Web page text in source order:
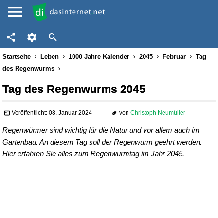
Startseite Leben 1000 Jahre Kalender 2045 Februar
Tag
des Regenwurms
Tag des Regenwurms 2045
Veröffentlicht: 08. Januar 2024 von Christoph Neumüller
Regenwürmer sind wichtig für die Natur und vor allem auch im
Gartenbau. An diesem Tag soll der Regenwurm geehrt werden.
Hier erfahren Sie alles zum Regenwurmtag im Jahr 2045.